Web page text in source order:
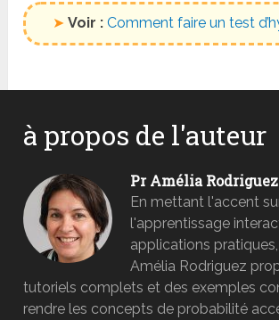
➤ Voir : Comment faire un test
à propos de l'auteur
Pr Amélia Rodriguez
En mettant l'accent
l'apprentissage
applications
Amélia Rodriguez
tutoriels complets et des exemples
rendre les concepts de probabilité